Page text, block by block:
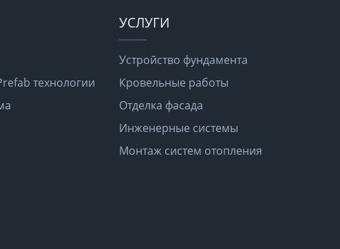
технологии
УСЛУГИ
Устройство фундамента
Кровельные работы
Отделка фасада
Инженерные системы
Монтаж систем отопления